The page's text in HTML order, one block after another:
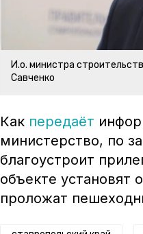
И.о. министра
Савченко
Как передаёт
министерство, по
благоустроит
объекте установят
проложат